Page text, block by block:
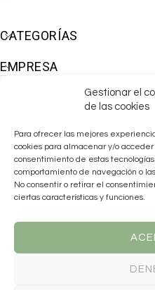
Gestionar el
de las cookies
Para ofrecer las mejores
cookies para almacenar y/o
consentimiento de estas
comportamiento de navegación o
No consentir o retirar el
ciertas características y funciones.
CATEGORÍAS
EMPRESA